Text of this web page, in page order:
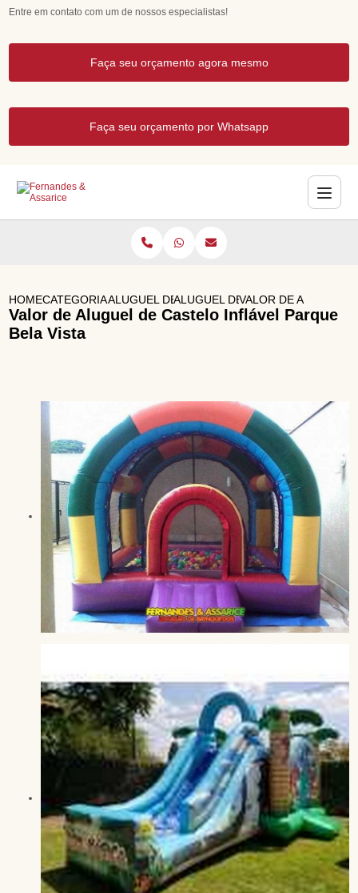
Entre em contato com um de nossos especialistas!
Faça seu orçamento agora mesmo
Faça seu orçamento por Whatsapp
HOMECATEGORIASALUGUEL DE BRINQUEDOS
ALUGUEL DE TOURO MECANICO
VALOR DE ALUGUEL
Valor de Aluguel de Castelo Inflável Parque
Bela Vista